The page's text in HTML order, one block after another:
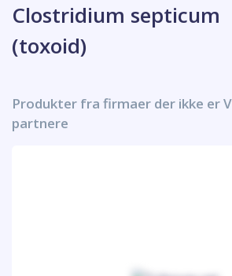
Clostridium septicum
(toxoid)
Produkter fra firmaer der ikke er
partnere